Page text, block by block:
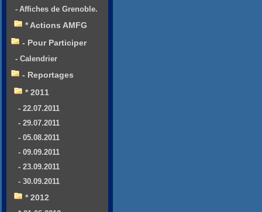
- Affiches de Grenoble.
* Actions AMFG
- Pour Participer
- Calendrier
- Reportages
* 2011
- 22.07.2011
- 29.07.2011
- 05.08.2011
- 09.09.2011
- 23.09.2011
- 30.09.2011
* 2012